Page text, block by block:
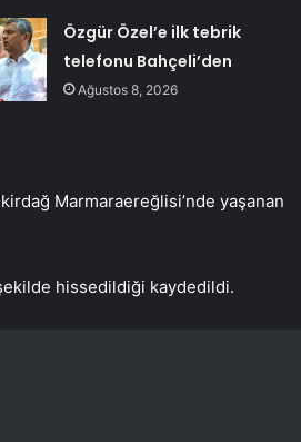
Özgür Özel’e ilk tebrik
telefonu Bahçeli’den
Ağustos 8, 2026
Marmaraereğlisi’nde yaşanan
hissedildiği kaydedildi.